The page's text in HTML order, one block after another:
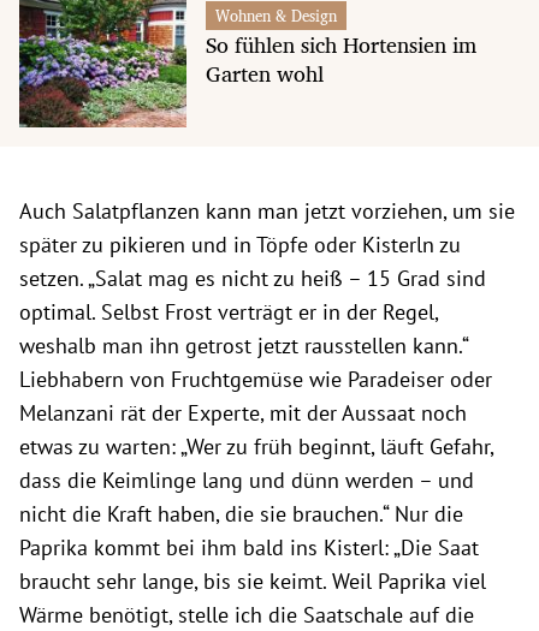
Wohnen & Design
So fühlen sich Hortensien im
Garten wohl
Auch Salatpflanzen kann man jetzt vorziehen, um sie
später zu pikieren und in Töpfe oder Kisterln zu
setzen. „Salat mag es nicht zu heiß – 15 Grad sind
optimal. Selbst Frost verträgt er in der Regel,
weshalb man ihn getrost jetzt rausstellen kann.“
Liebhabern von Fruchtgemüse wie Paradeiser oder
Melanzani rät der Experte, mit der Aussaat noch
etwas zu warten: „Wer zu früh beginnt, läuft Gefahr,
dass die Keimlinge lang und dünn werden – und
nicht die Kraft haben, die sie brauchen.“ Nur die
Paprika kommt bei ihm bald ins Kisterl: „Die Saat
braucht sehr lange, bis sie keimt. Weil Paprika viel
Wärme benötigt, stelle ich die Saatschale auf die